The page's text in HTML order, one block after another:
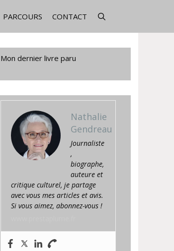
PARCOURS CONTACT
Mon dernier livre paru
Nathalie
Gendreau
Journaliste
,
biographe,
auteure et
critique culturel, je partage
avec vous mes articles et avis.
Si vous aimez, abonnez-vous !